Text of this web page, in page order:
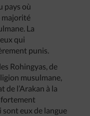
pays où
majorité
La
qui
punis.
Rohingyas, de
musulmane,
de l’Arakan à la
sont eux de langue